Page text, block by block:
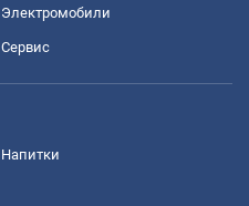
Электромобили
Сервис
Напитки